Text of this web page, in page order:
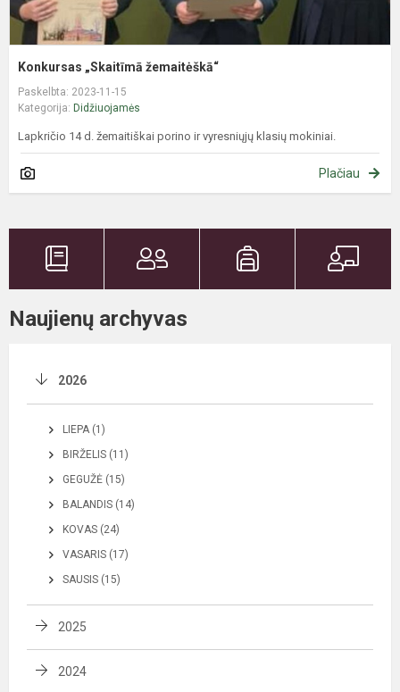
Konkursas „Skaitīmā žemaitėškā“
Paskelbta: 2023-11-15
Kategorija: Didžiuojamės
Lapkričio 14 d. žemaitiškai porino ir vyresniųjų klasių mokiniai.
Plačiau
Naujienų archyvas
2026
LIEPA (1)
BIRŽELIS (11)
GEGUŽĖ (15)
BALANDIS (14)
KOVAS (24)
VASARIS (17)
SAUSIS (15)
2025
2024